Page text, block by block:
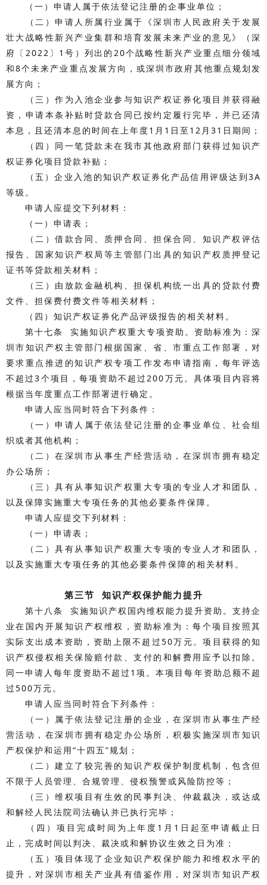
（一）申请人属于依法登记注册的企事业单位；
（二）申请人所属行业属于《深圳市人民政府关于发展
壮大战略性新兴产业集群和培育发展未来产业的意见》（深
府〔2022〕1号）列出的20个战略性新兴产业重点细分领域
和8个未来产业重点发展方向，或深圳市政府其他重点规划发
展方向；
（三）作为入池企业参与知识产权证券化项目并获得融
资，申请本条补贴时贷款合同已按约定履行完毕，并已还清
本息，且还清本息的时间在上年度1月1日至12月31日期间；
（四）同一笔贷款未在我市其他政府部门获得过知识产
权证券化项目贷款补贴；
（五）企业入池的知识产权证券化产品信用评级达到3A
等级。
申请人应提交下列材料：
（一）申请表；
（二）借款合同、质押合同、担保合同、知识产权评估
报告、国家知识产权局等主管部门出具的知识产权质押登记
证书等贷款相关材料；
（三）由放款金融机构、担保机构统一出具的贷款付费
文件、担保费付费文件等相关材料；
（四）知识产权证券化产品评级报告的相关材料。
第十七条 实施知识产权重大专项资助。资助标准为：深
圳市知识产权主管部门根据国家、省、市重点工作部署，对
要求重点推进的知识产权专项工作发布申请指南，每年评选
不超过3个项目，每项资助不超过200万元。具体项目内容将
根据当年度重点工作部署进行确定。
申请人应当同时符合下列条件：
（一）申请人属于依法登记注册的企事业单位、社会组
织或者其他机构；
（二）在深圳市从事生产经营活动，在深圳市拥有稳定
办公场所；
（三）具有从事知识产权重大专项的专业人才和团队，
以及保障实施重大专项任务的其他必要条件保障。
申请人应提交下列材料：
（一）申请表；
（二）具有从事知识产权重大专项的专业人才和团队，
以及实施重大专项任务的其他必要条件保障的相关材料。
第三节 知识产权保护能力提升
第十八条 实施知识产权国内维权能力提升资助。支持企
业在国内开展知识产权维权，资助标准为：每个项目按照其
实际支出成本资助，资助上限不超过50万元。项目获得的知
识产权侵权相关保险赔付款、支付的和解费用应予以扣除。
同一申请人每年度资助不超过1项。本项目每年资助总额不超
过500万元。
申请人应当同时符合下列条件：
（一）属于依法登记注册的企业，在深圳市从事生产经
营活动，在深圳市拥有稳定办公场所，积极实施深圳市知识
产权保护和运用“十四五”规划；
（二）建立了较完善的知识产权保护制度机制，包含但
不限于人员管理、合规管理、侵权预警或风险防控等；
（三）维权项目有生效的民事判决、仲裁裁决，或达成
和解经人民法院司法确认并已执行完毕；
（四）项目完成时间为上年度1月1日起至申请截止日
止，完成时间以判决、裁决或和解协议生效之日为准；
（五）项目体现了企业知识产权保护能力和维权水平的
提升，对深圳市相关产业具有借鉴作用，对深圳市知识产权